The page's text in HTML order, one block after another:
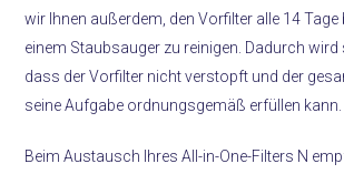
wir Ihnen außerdem, den Vorfilter alle 14
einem Staubsauger zu reinigen. Dadurch wird
dass der Vorfilter nicht verstopft und der
seine Aufgabe ordnungsgemäß erfüllen kann.
Beim Austausch Ihres All-in-One-Filters N